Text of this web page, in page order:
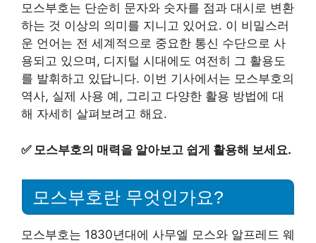
모스부호는 단순히 문자와 숫자를 점과 대시로 변환
하는 것 이상의 의미를 지니고 있어요. 이 비밀스러
운 언어는 전 세계적으로 중요한 통신 수단으로 사
용되고 있으며, 디지털 시대에도 여전히 그 활용도
를 발휘하고 있답니다. 이번 기사에서는 모스부호의
역사, 실제 사용 예, 그리고 다양한 활용 방법에 대
해 자세히 살펴보려고 해요.
✅ 모스부호의 매력을 알아보고 쉽게 활용해 보세요.
모스부호란 무엇인가요?
모스부호는 1830년대에 사무엘 모스와 알프레드 웨